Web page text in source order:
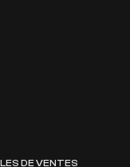
DE VENTES